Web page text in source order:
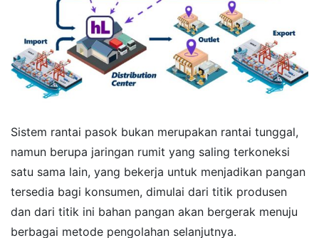
Sistem rantai pasok bukan merupakan rantai tunggal,
namun berupa jaringan rumit yang saling terkoneksi
satu sama lain, yang bekerja untuk menjadikan pangan
tersedia bagi konsumen, dimulai dari titik produsen
dan dari titik ini bahan pangan akan bergerak menuju
berbagai metode pengolahan selanjutnya.